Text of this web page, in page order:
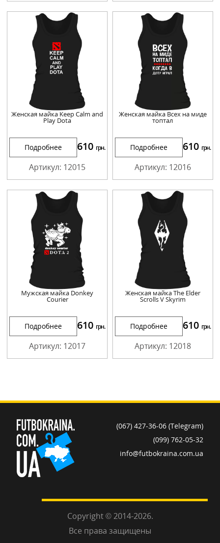
Женская майка Keep Calm and
Play Dota
Подробнее 610 грн.
Артикул: 12015
Женская майка Всех на миде
топтал
Подробнее 610 грн.
Артикул: 12016
Мужская майка Donkey
Courier
Подробнее 610 грн.
Артикул: 12017
Женская майка The Elder
Scrolls V Skyrim
Подробнее 610 грн.
Артикул: 12018
(067) 427-36-06 (Telegram)
(099) 762-05-32
info@futbokraina.com.ua
Copyright © 2014-2026.
Все права защищены